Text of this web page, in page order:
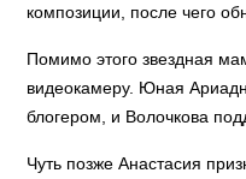
композиции, после чего
Помимо этого звездная
видеокамеру. Юная
блогером, и Волочкова
Чуть позже Анастасия